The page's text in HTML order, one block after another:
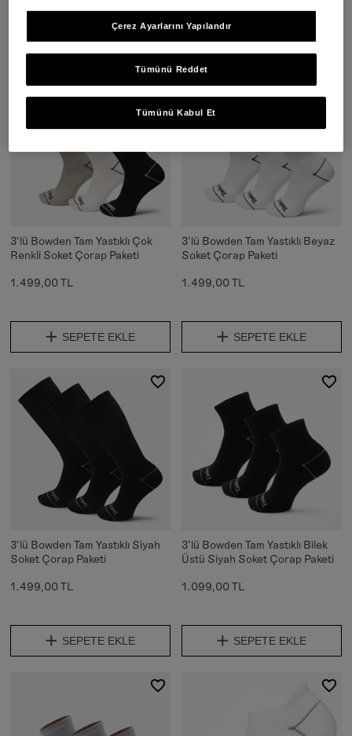
SEPETE EKLE
3'lü Bowden Tam Yastıklı Çok
Renkli Soket Çorap Paketi
1.499,00 TL
SEPETE EKLE
3'lü Bowden Tam Yastıklı Beyaz
Soket Çorap Paketi
1.499,00 TL
SEPETE EKLE
3'lü Bowden Tam Yastıklı Siyah
Soket Çorap Paketi
1.499,00 TL
SEPETE EKLE
3'lü Bowden Tam Yastıklı Bilek
Üstü Siyah Soket Çorap Paketi
1.099,00 TL
SEPETE EKLE
Tümünü Reddet
Tümünü Kabul Et
Çerez Ayarlarını Yapılandır